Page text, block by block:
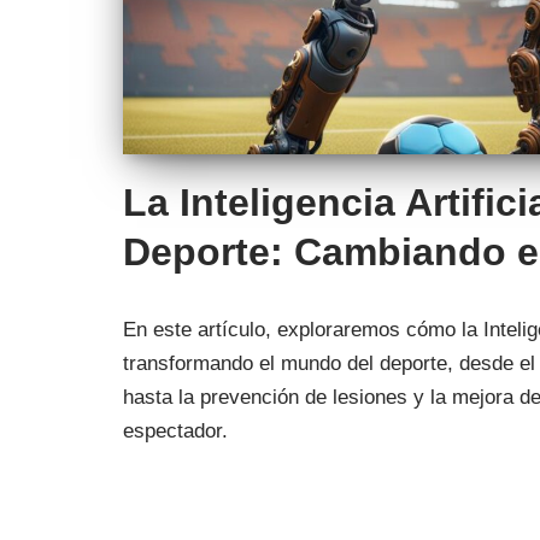
La Inteligencia
Deporte: Cambiando
En este artículo, exploraremos cómo la
transformando el mundo del deporte, desde
hasta la prevención de lesiones y la mejora
espectador.